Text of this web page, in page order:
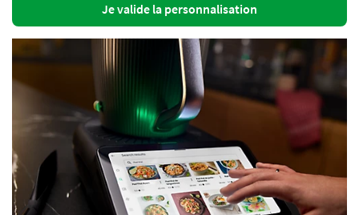
Je valide la personnalisation